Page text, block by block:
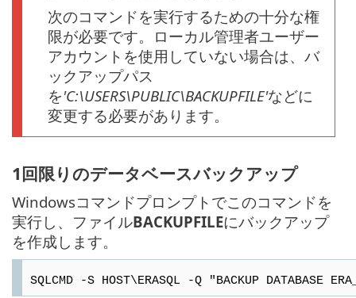
次のコマンドを実行するための十分な権
限が必要です。ローカル管理者ユーザー
アカウントを使用していない場合は、バ
ックアップパス
を'C:\USERS\PUBLIC\BACKUPFILE'などに
変更する必要があります。
1回限りのデータベースバックアップ
Windowsコマンドプロンプトでこのコマンドを
実行し、ファイルBACKUPFILEにバックアップ
を作成します。
SQLCMD -S HOST\ERASQL -Q "BACKUP DATABASE